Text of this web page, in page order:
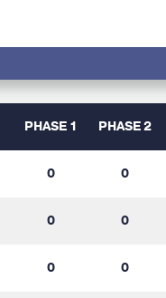
PHASE 1 PHASE 2
0 0
0 0
0 0